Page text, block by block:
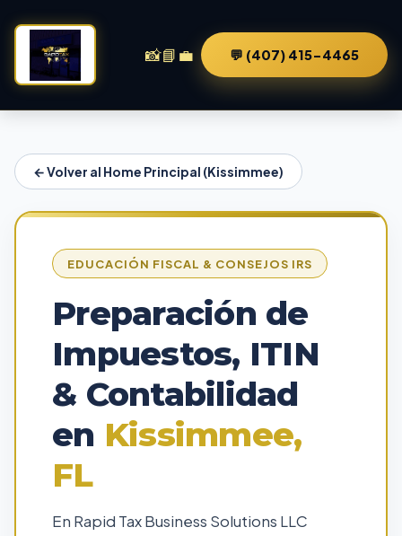
📸📘 💼 💬 (407) 415-4465
← Volver al Home Principal (Kissimmee)
EDUCACIÓN FISCAL & CONSEJOS IRS
Preparación de
Impuestos, ITIN
& Contabilidad
en Kissimmee,
FL
En Rapid Tax Business Solutions LLC